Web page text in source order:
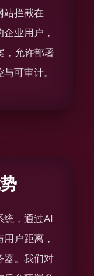
站拦截在
业用户，
，允许部署
可审计。
统，通过AI
户距离，
器。我们对